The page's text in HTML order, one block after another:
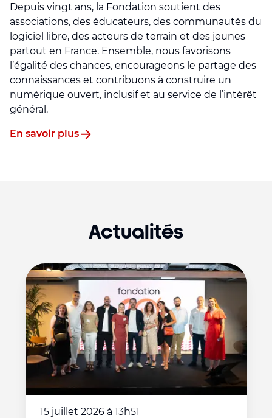
Depuis vingt ans, la Fondation soutient des
associations, des éducateurs, des communautés du
logiciel libre, des acteurs de terrain et des jeunes
partout en France. Ensemble, nous favorisons
l’égalité des chances, encourageons le partage des
connaissances et contribuons à construire un
numérique ouvert, inclusif et au service de l’intérêt
général.
En savoir plus
Actualités
15 juillet 2026 à 13h51